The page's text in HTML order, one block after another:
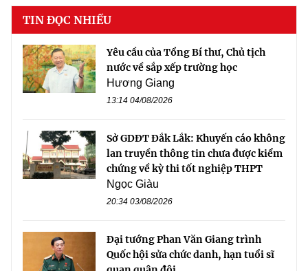
TIN ĐỌC NHIỀU
Yêu cầu của Tổng Bí thư, Chủ tịch
nước về sắp xếp trường học
Hương Giang
13:14 04/08/2026
Sở GDĐT Đắk Lắk: Khuyến cáo không
lan truyền thông tin chưa được kiểm
chứng về kỳ thi tốt nghiệp THPT
Ngọc Giàu
20:34 03/08/2026
Đại tướng Phan Văn Giang trình
Quốc hội sửa chức danh, hạn tuổi sĩ